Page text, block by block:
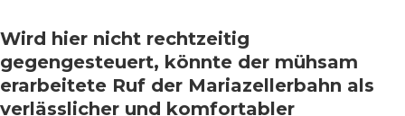
Wird hier nicht rechtzeitig
gegengesteuert, könnte der mühsam
erarbeitete Ruf der Mariazellerbahn als
verlässlicher und komfortabler